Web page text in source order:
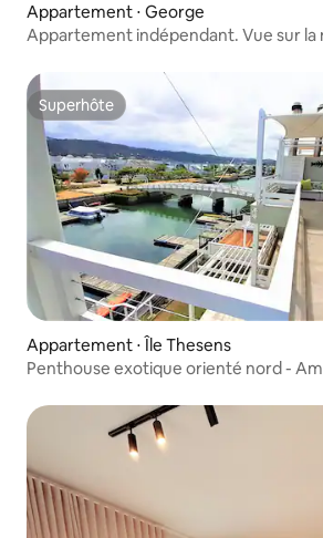
Appartement ⋅ George
Appartement indépendant. Vue sur la
Superhôte
Superhôte
Appartement ⋅ Île Thesens
Penthouse exotique orienté nord -